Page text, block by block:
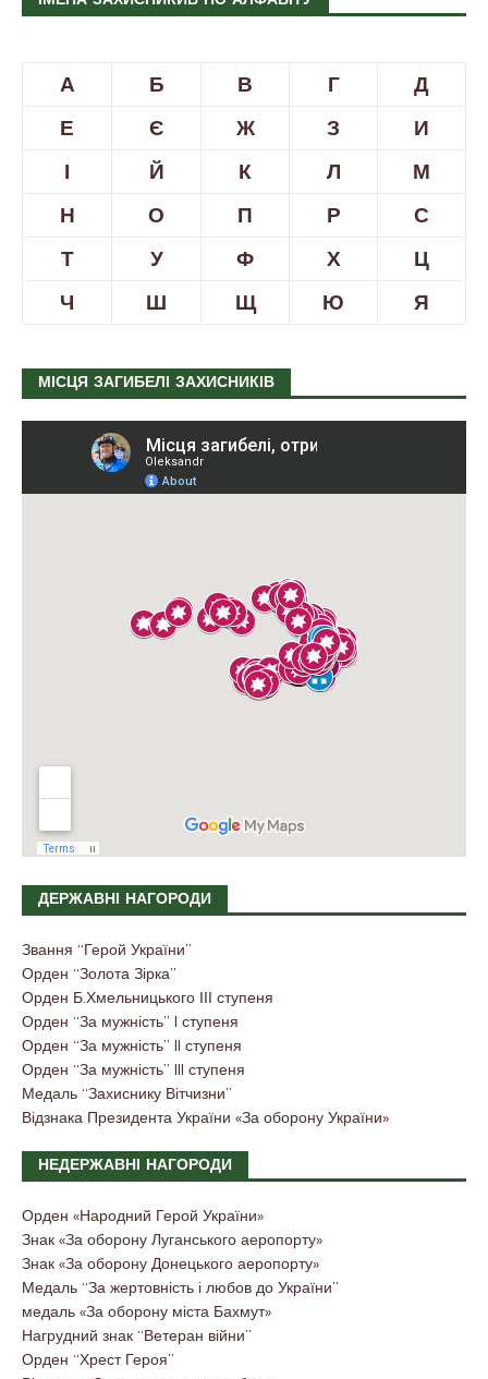
А Б В Г
Д
Е
Є Ж З
И
І
Й К Л
М
Н
О П Р
С
Т
У Ф Х
Ц
Ч
Ш Щ Ю Я
МІСЦЯ ЗАГИБЕЛІ ЗАХИСНИКІВ
ДЕРЖАВНІ НАГОРОДИ
Звання “Герой України”
Орден “Золота Зірка”
Орден Б.Хмельницького ІІІ ступеня
Орден “За мужність” I ступеня
Орден “За мужність” II ступеня
Орден “За мужність” III ступеня
Медаль “Захиснику Вітчизни”
Відзнака Президента України «За оборону України»
НЕДЕРЖАВНІ НАГОРОДИ
Орден «Народний Герой України»
Знак «За оборону Луганського аеропорту»
Знак «За оборону Донецького аеропорту»
Медаль “За жертовність і любов до України”
медаль «За оборону міста Бахмут»
Нагрудний знак “Ветеран війни”
Орден “Хрест Героя”